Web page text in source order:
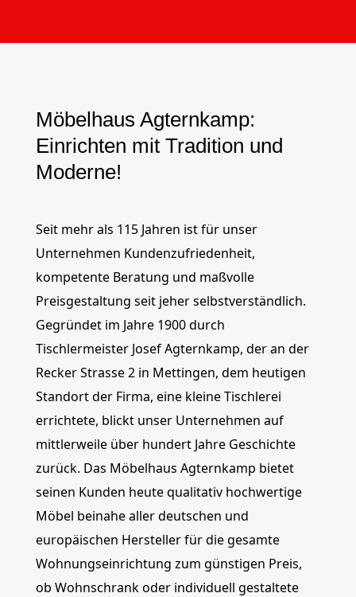
Möbelhaus Agternkamp:
Einrichten mit Tradition und
Moderne!
Seit mehr als 115 Jahren ist für unser
Unternehmen Kundenzufriedenheit,
kompetente Beratung und maßvolle
Preisgestaltung seit jeher selbstverständlich.
Gegründet im Jahre 1900 durch
Tischlermeister Josef Agternkamp, der an der
Recker Strasse 2 in Mettingen, dem heutigen
Standort der Firma, eine kleine Tischlerei
errichtete, blickt unser Unternehmen auf
mittlerweile über hundert Jahre Geschichte
zurück. Das Möbelhaus Agternkamp bietet
seinen Kunden heute qualitativ hochwertige
Möbel beinahe aller deutschen und
europäischen Hersteller für die gesamte
Wohnungseinrichtung zum günstigen Preis,
ob Wohnschrank oder individuell gestaltete